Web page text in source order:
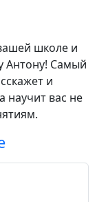
школе и
Антону! Самый
и
научит вас не